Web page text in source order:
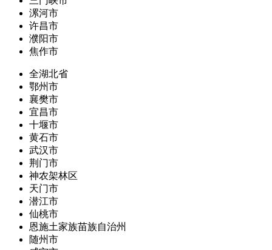
漯河市
许昌市
濮阳市
焦作市
全湖北省
鄂州市
襄樊市
宜昌市
十堰市
黄石市
武汉市
荆门市
神农架林区
天门市
潜江市
仙桃市
恩施土家族苗族自治州
随州市